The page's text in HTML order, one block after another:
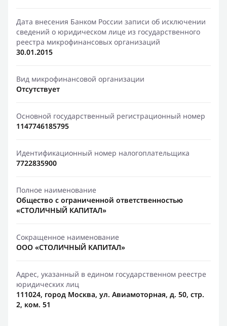
Дата внесения Банком России записи об исключении
сведений о юридическом лице из государственного
реестра микрофинансовых организаций
30.01.2015
Вид микрофинансовой организации
Отсутствует
Основной государственный регистрационный номер
1147746185795
Идентификационный номер налогоплательщика
7722835900
Полное наименование
Общество с ограниченной ответственностью
«СТОЛИЧНЫЙ КАПИТАЛ»
Сокращенное наименование
ООО «СТОЛИЧНЫЙ КАПИТАЛ»
Адрес, указанный в едином государственном реестре
юридических лиц
111024, город Москва, ул. Авиамоторная, д. 50, стр.
2, ком. 51